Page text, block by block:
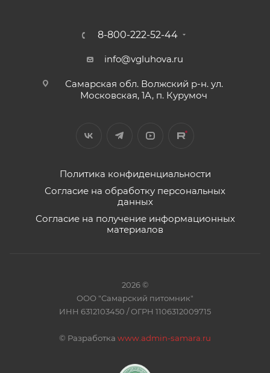
8-800-222-52-44
info@vgluhova.ru
Самарская обл. Волжский р-н. ул.
Московская, 1А, п. Курумоч
Политика конфиденциальности
Согласие на обработку персональных
данных
Согласие на получение информационных
материалов
2026 ©
ООО "Самарский питомник"
ИНН 6312103450 / ОГРН 1106312009715
© Разработка www.admin-samara.ru